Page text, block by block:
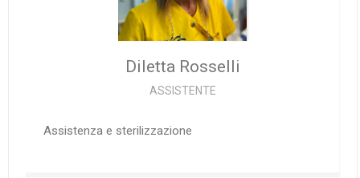
Diletta Rosselli
ASSISTENTE
Assistenza e sterilizzazione